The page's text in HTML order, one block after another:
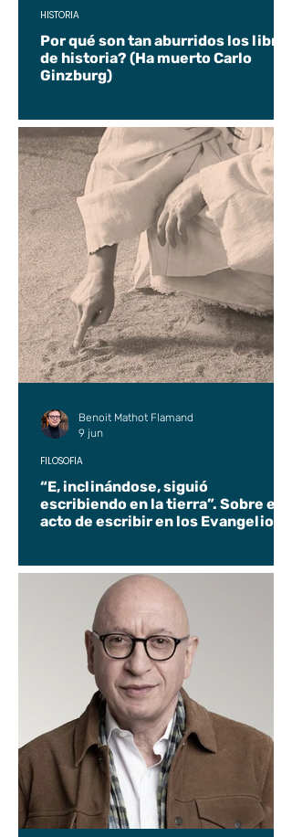
Por qué son tan aburridos los libros
de historia? (Ha muerto Carlo
Ginzburg)
HISTORIA
“E, inclinándose, siguió
escribiendo en la tierra”. Sobre el
acto de escribir en los Evangelios.
FILOSOFÍA
Benoit Mathot Flamand
9 jun